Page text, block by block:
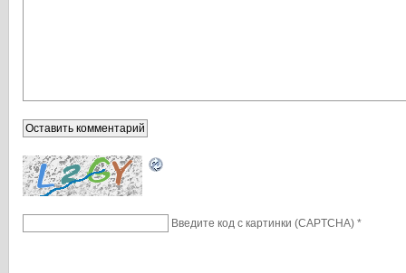
Введите код с картинки (CAPTCHA) *